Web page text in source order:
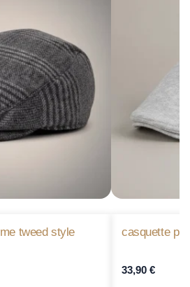
tweed style
casquette
33,90 €